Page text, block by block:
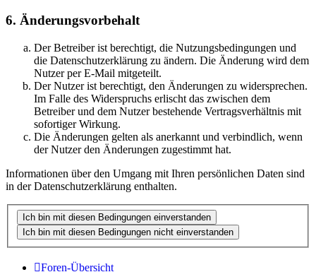
6. Änderungsvorbehalt
Der Betreiber ist berechtigt, die Nutzungsbedingungen und
die Datenschutzerklärung zu ändern. Die Änderung wird dem
Nutzer per E-Mail mitgeteilt.
Der Nutzer ist berechtigt, den Änderungen zu widersprechen.
Im Falle des Widerspruchs erlischt das zwischen dem
Betreiber und dem Nutzer bestehende Vertragsverhältnis mit
sofortiger Wirkung.
Die Änderungen gelten als anerkannt und verbindlich, wenn
der Nutzer den Änderungen zugestimmt hat.
Informationen über den Umgang mit Ihren persönlichen Daten sind
in der Datenschutzerklärung enthalten.
Foren-Übersicht